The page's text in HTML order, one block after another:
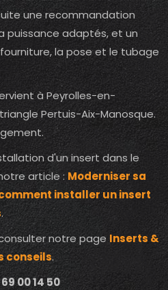
une recommandation
puissance adaptés, et un
la pose et le tubage
à Peyrolles-en-
Pertuis-Aix-Manosque.
d'un insert dans le
article : Moderniser sa
installer un insert
.
notre page Inserts &
conseils.
00 14 50